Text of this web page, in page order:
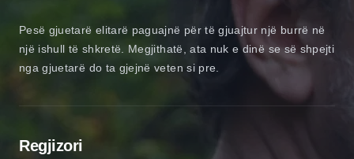
Pesë gjuetarë elitarë paguajnë për të gjuajtur një burrë në
një ishull të shkretë. Megjithatë, ata nuk e dinë se së shpejti
nga gjuetarë do ta gjejnë veten si pre.
Regjizori